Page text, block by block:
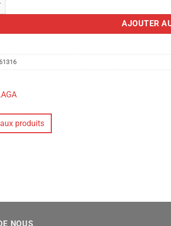
AJOUTER
produits
NOUS